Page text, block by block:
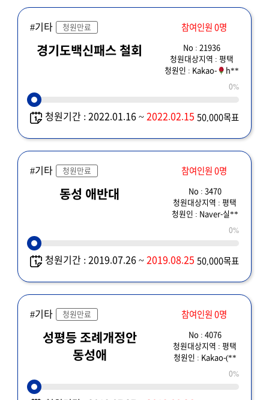
#기타 청원만료 참여인원 0명
경기도백신패스 철회
No : 21936
청원대상지역 : 평택
청원인 : Kakao-
h**
0%
청원기간 : 2022.01.16 ~2022.02.15 50,000목표
#기타 청원만료 참여인원 0명
동성 애반대
No : 3470
청원대상지역 : 평택
청원인 : Naver-실**
0%
청원기간 : 2019.07.26 ~2019.08.25 50,000목표
#기타 청원만료 참여인원 0명
성평등 조례개정안
동성애
No : 4076
청원대상지역 : 평택
청원인 : Kakao-(**
0%